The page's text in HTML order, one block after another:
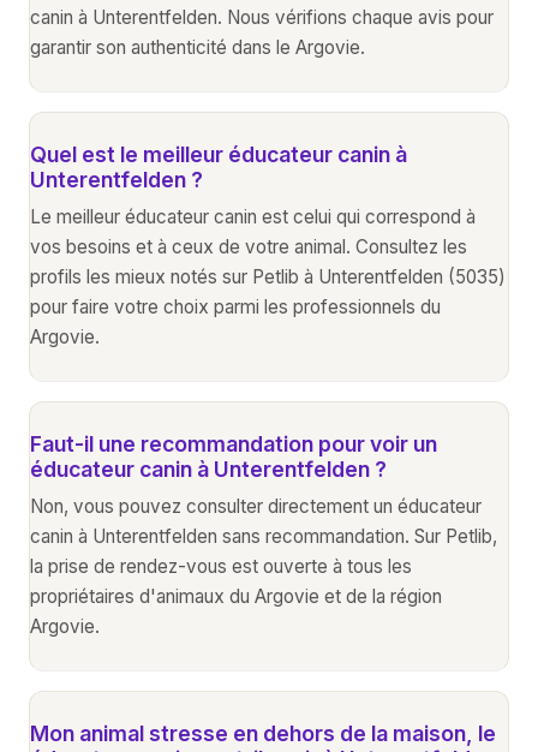
canin à Unterentfelden. Nous vérifions chaque avis pour
garantir son authenticité dans le Argovie.
Quel est le meilleur éducateur canin à
Unterentfelden ?
Le meilleur éducateur canin est celui qui correspond à
vos besoins et à ceux de votre animal. Consultez les
profils les mieux notés sur Petlib à Unterentfelden (5035)
pour faire votre choix parmi les professionnels du
Argovie.
Faut-il une recommandation pour voir un
éducateur canin à Unterentfelden ?
Non, vous pouvez consulter directement un éducateur
canin à Unterentfelden sans recommandation. Sur Petlib,
la prise de rendez-vous est ouverte à tous les
propriétaires d'animaux du Argovie et de la région
Argovie.
Mon animal stresse en dehors de la maison, le